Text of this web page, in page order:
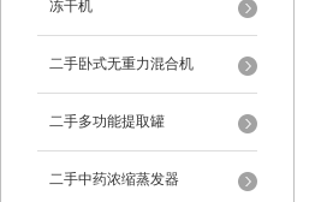
冻干机
二手卧式无重力混合机
二手多功能提取罐
二手中药浓缩蒸发器